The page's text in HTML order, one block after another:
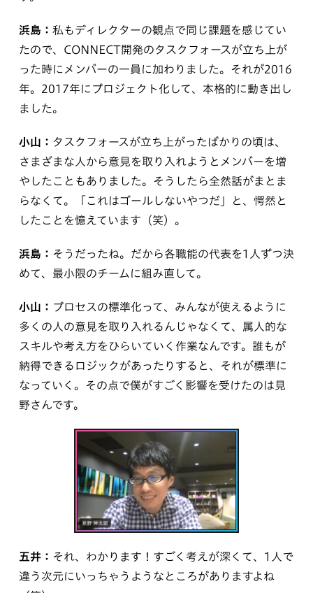
浜島： 私もディレクターの観点で同じ課題を感じてい
たので、CONNECT開発のタスクフォースが立ち上が
った時にメンバーの一員に加わりました。それが2016
年。2017年にプロジェクト化して、本格的に動き出し
ました。
小山： タスクフォースが立ち上がったばかりの頃は、
さまざまな人から意見を取り入れようとメンバーを増
やしたこともありました。そうしたら全然話がまとま
らなくて。「これはゴールしないやつだ」と、愕然と
したことを憶えています（笑）。
浜島： そうだったね。だから各職能の代表を1人ずつ決
めて、最小限のチームに組み直して。
小山： プロセスの標準化って、みんなが使えるように
多くの人の意見を取り入れるんじゃなくて、属人的な
スキルや考え方をひらいていく作業なんです。誰もが
納得できるロジックがあったりすると、それが標準に
なっていく。その点で僕がすごく影響を受けたのは見
野さんです。
五井： それ、わかります！すごく考えが深くて、1人で
違う次元にいっちゃうようなところがありますよね